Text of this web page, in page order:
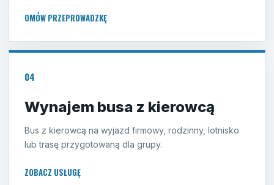
OMÓW PRZEPROWADZKĘ
04
Wynajem busa z kierowcą
Bus z kierowcą na wyjazd firmowy, rodzinny, lotnisko
lub trasę przygotowaną dla grupy.
ZOBACZ USŁUGĘ